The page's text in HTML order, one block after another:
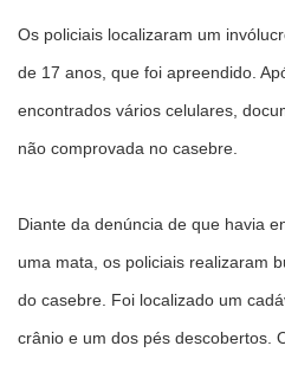
Os policiais localizaram um
de 17 anos, que foi apreendido.
encontrados vários celulares,
não comprovada no casebre.
Diante da denúncia de que havia
uma mata, os policiais realizaram
do casebre. Foi localizado um
crânio e um dos pés descobertos.